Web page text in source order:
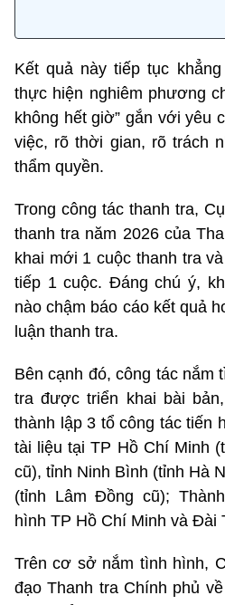
Kết quả này tiếp tục
thực hiện nghiêm phương
không hết giờ” gắn với yêu
việc, rõ thời gian, rõ trách
thẩm quyền.
Trong công tác thanh tra,
thanh tra năm 2026 của
khai mới 1 cuộc thanh tra
tiếp 1 cuộc. Đáng chú ý,
nào chậm báo cáo kết quả
luận thanh tra.
Bên cạnh đó, công tác nắm
tra được triển khai bài
thành lập 3 tổ công tác tiến
tài liệu tại TP Hồ Chí Minh
cũ), tỉnh Ninh Bình (tỉnh Hà
(tỉnh Lâm Đồng cũ);
hình TP Hồ Chí Minh và Đài
Trên cơ sở nắm tình hình,
đạo Thanh tra Chính phủ